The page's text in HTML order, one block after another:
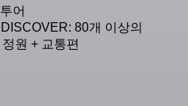
어
80개 이상의
원 + 교통편